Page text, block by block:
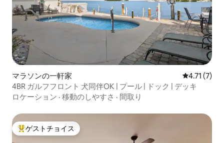
マラソンの一軒家 レビュー7
4.71 (7)
4BR ガルフフロント 犬同伴OK | プール | ドック | デッキ
ロケーション · 移動のしやすさ · 間取り
大好評のゲストチョイスです。
ゲストチョイス